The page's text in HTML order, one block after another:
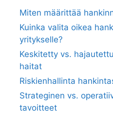
Miten määrittää
Kuinka valita oikea
yritykselle?
Keskitetty vs.
haitat
Riskienhallinta
Strateginen vs.
tavoitteet